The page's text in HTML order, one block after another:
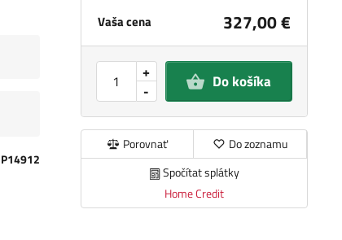
Vaša cena 327,00 €
-
+ Do košíka
Porovnať
Do zoznamu
Spočítat splátky
Home Credit
P14912